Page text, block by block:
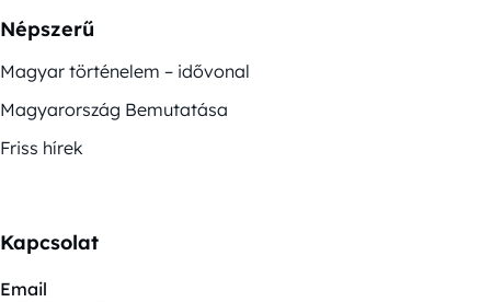
Népszerű
Magyar történelem – idővonal
Magyarország Bemutatása
Friss hírek
Kapcsolat
Email